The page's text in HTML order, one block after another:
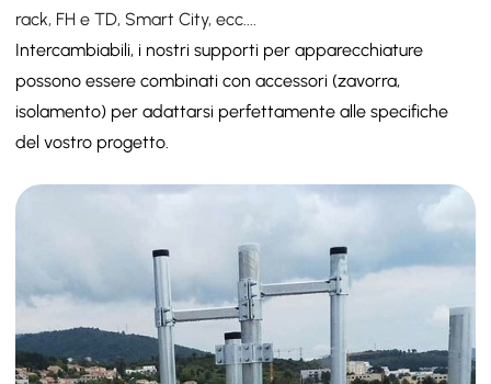
rack, FH e TD, Smart City, ecc....
Intercambiabili, i nostri supporti per apparecchiature
possono essere combinati con accessori (zavorra,
isolamento) per adattarsi perfettamente alle specifiche
del vostro progetto.